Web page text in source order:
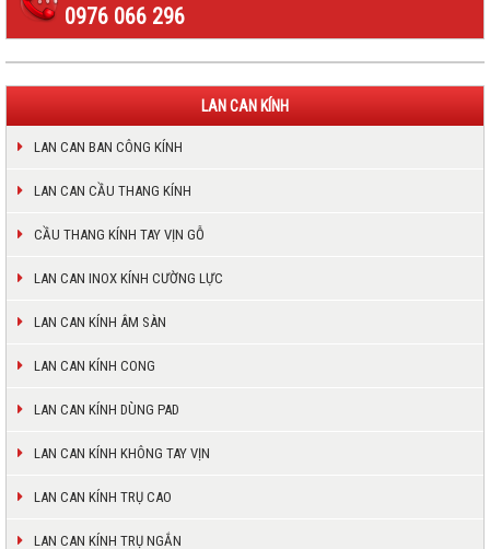
0976 066 296
LAN CAN KÍNH
LAN CAN BAN CÔNG KÍNH
LAN CAN CẦU THANG KÍNH
CẦU THANG KÍNH TAY VỊN GỖ
LAN CAN INOX KÍNH CƯỜNG LỰC
LAN CAN KÍNH ÂM SÀN
LAN CAN KÍNH CONG
LAN CAN KÍNH DÙNG PAD
LAN CAN KÍNH KHÔNG TAY VỊN
LAN CAN KÍNH TRỤ CAO
LAN CAN KÍNH TRỤ NGẮN